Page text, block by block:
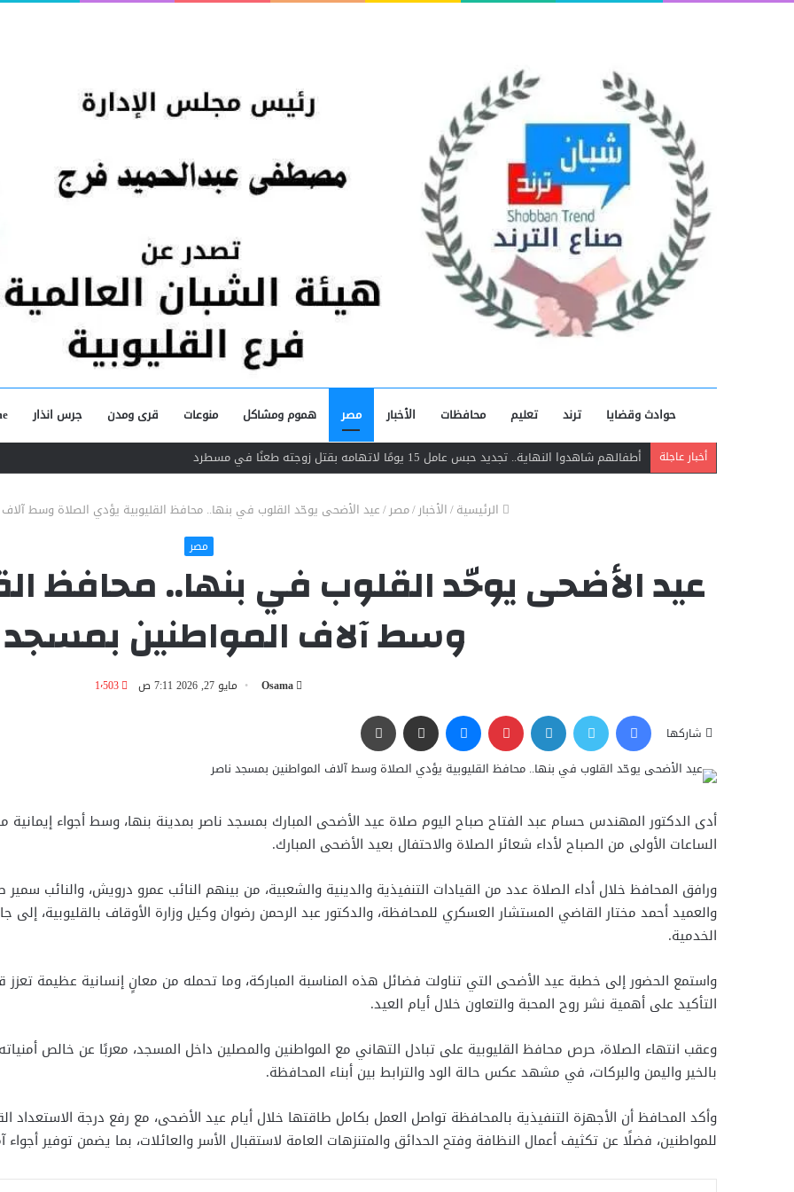
حوادث وقضايا ترند تعليم محافظات الأخبار مصر هموم ومشاكل منوعات قرى ومدن جرس انذار
أخبار عاجلة أطفالهم شاهدوا النهاية.. تجديد حبس عامل 15 يومًا لاتهامه بقتل زوجته طعنًا في مسطرد
الرئيسية/الأخبار/مصر/عيد الأضحى يوحّد القلوب في بنها.. محافظ القليوبية يؤدي الصلاة وسط
مصر
عيد الأضحى يوحّد القلوب في بنها.. محافظ
وسط آلاف المواطنين بمسجد
Osama مايو 27, 2026 7:11 ص 1٬503
شاركها
أدى الدكتور المهندس حسام عبد الفتاح صباح اليوم صلاة عيد الأضحى المبارك بمسجد ناصر بمدينة بنها، وسط أجواء
الساعات الأولى من الصباح لأداء شعائر الصلاة والاحتفال بعيد الأضحى المبارك.
ورافق المحافظ خلال أداء الصلاة عدد من القيادات التنفيذية والدينية والشعبية، من بينهم النائب عمرو درويش، والنائب
والعميد أحمد مختار القاضي المستشار العسكري للمحافظة، والدكتور عبد الرحمن رضوان وكيل وزارة الأوقاف بالقليوبية،
الخدمية.
واستمع الحضور إلى خطبة عيد الأضحى التي تناولت فضائل هذه المناسبة المباركة، وما تحمله من معانٍ إنسانية عظيمة تعزز
التأكيد على أهمية نشر روح المحبة والتعاون خلال أيام العيد.
وعقب انتهاء الصلاة، حرص محافظ القليوبية على تبادل التهاني مع المواطنين والمصلين داخل المسجد، معربًا عن خالص
بالخير واليمن والبركات، في مشهد عكس حالة الود والترابط بين أبناء المحافظة.
وأكد المحافظ أن الأجهزة التنفيذية بالمحافظة تواصل العمل بكامل طاقتها خلال أيام عيد الأضحى، مع رفع درجة
للمواطنين، فضلًا عن تكثيف أعمال النظافة وفتح الحدائق والمتنزهات العامة لاستقبال الأسر والعائلات، بما يضمن توفير أجواء